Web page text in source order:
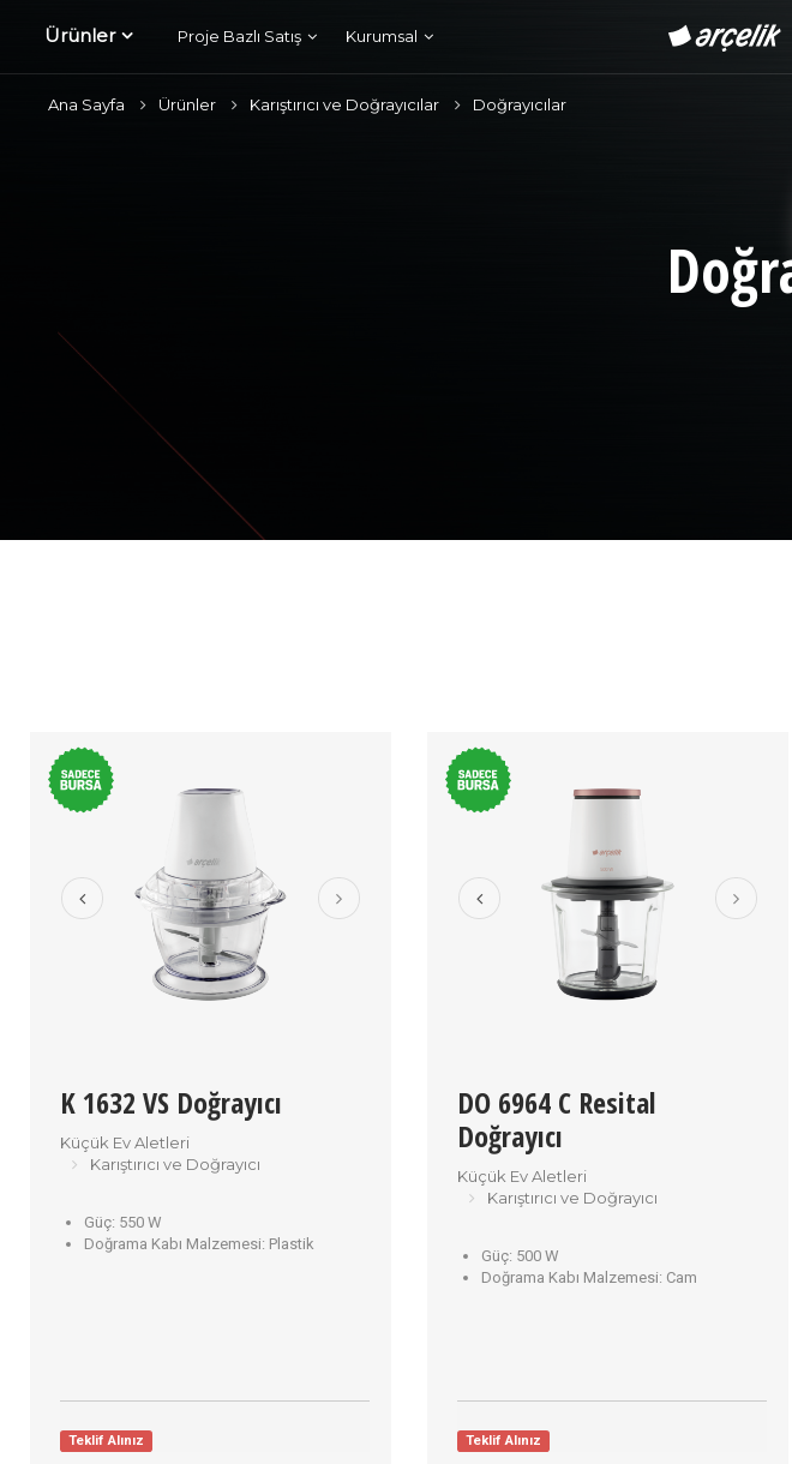
Ürünler Proje Bazlı Satış Kurumsal
Ana Sayfa Ürünler Karıştırıcı ve Doğrayıcılar Doğrayıcılar
K 1632 VS Doğrayıcı
Küçük Ev Aletleri
Karıştırıcı ve Doğrayıcı
Güç: 550 W
Doğrama Kabı Malzemesi: Plastik
Teklif Alınız
DO 6964 C Resital
Doğrayıcı
Küçük Ev Aletleri
Karıştırıcı ve Doğrayıcı
Güç: 500 W
Doğrama Kabı Malzemesi: Cam
Teklif Alınız